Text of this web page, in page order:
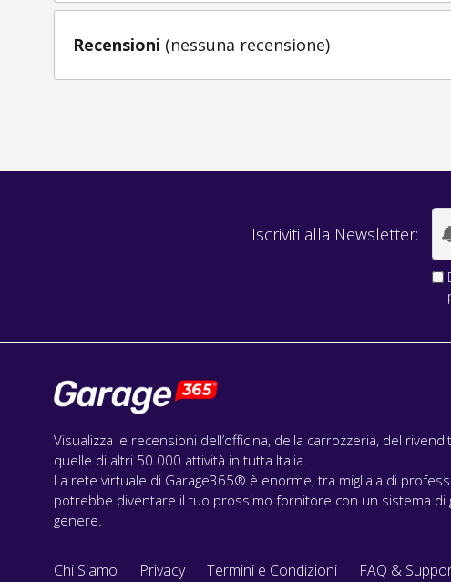
Recensioni (nessuna recensione)
Iscriviti alla Newsletter:
Visualizza le recensioni dell’officina, della carrozzeria, del
quelle di altri 50.000 attività in tutta Italia.
La rete virtuale di Garage365® è enorme, tra migliaia di
potrebbe diventare il tuo prossimo fornitore con un sistema di
genere.
Chi Siamo Privacy Termini e Condizioni FAQ &